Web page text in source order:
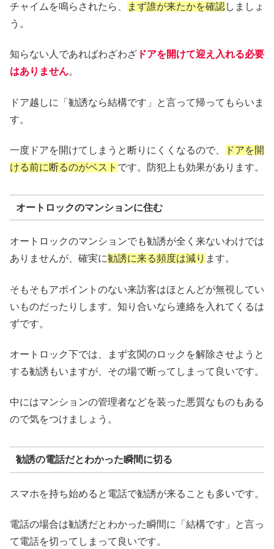
チャイムを鳴らされたら、 まず誰が来たかを確認しましょ
う。
知らない人であればわざわざ ドアを開けて迎え入れる必要
はありません。
ドア越しに「勧誘なら結構です」と言って帰ってもらいま
す。
一度ドアを開けてしまうと断りにくくなるので、
ドアを開
ける前に断るのがベスト です。防犯上も効果があります。
オートロックのマンションに住む
オートロックのマンションでも勧誘が全く来ないわけでは
ありませんが、確実に勧誘に来る頻度は減り ます。
そもそもアポイントのない来訪客はほとんどが無視してい
いものだったりします。知り合いなら連絡を入れてくるは
ずです。
オートロック下では、まず玄関のロックを解除させようと
する勧誘もいますが、その場で断ってしまって良いです。
中にはマンションの管理者などを装った悪質なものもある
ので気をつけましょう。
勧誘の電話だとわかった瞬間に切る
スマホを持ち始めると電話で勧誘が来ることも多いです。
電話の場合は勧誘だとわかった瞬間に「結構です」と言っ
て電話を切ってしまって良いです。